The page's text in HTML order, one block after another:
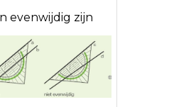
evenwijdig zijn